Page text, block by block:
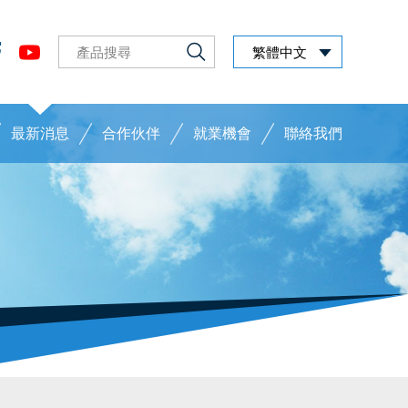
繁體中文
最新消息 合作伙伴 就業機會 聯絡我們